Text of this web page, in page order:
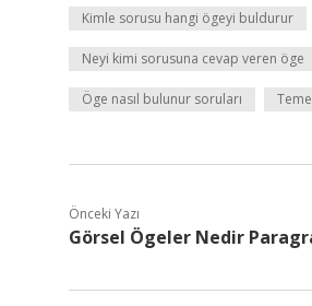
Kimle sorusu hangi ögeyi buldurur
Neyi kimi sorusuna cevap veren öge
Öge nasıl bulunur soruları
Önceki Yazı
Görsel Ögeler Nedir